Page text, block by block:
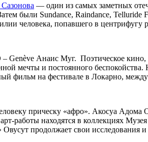
— один из самых заметных
были Sundance, Raindance,
человека, попавшего в центрифугу
Genève Анаис Муг. Поэтическое
мечты и постоянного
фильм на фестивале в Локарно,
прическу «афро». Акосуа
работы находятся в коллекциях
продолжает свои